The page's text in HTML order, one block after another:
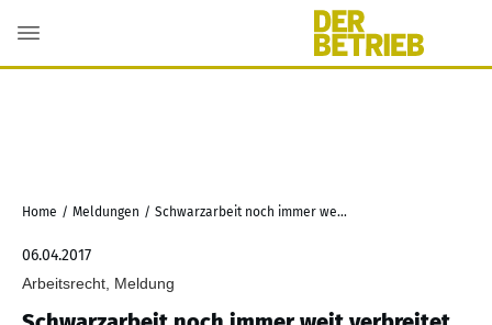
Home / Meldungen / Schwarzarbeit noch immer weit verbreitet
06.04.2017
Arbeitsrecht, Meldung